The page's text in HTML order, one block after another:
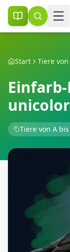
Start Tiere
Tiere von A bis